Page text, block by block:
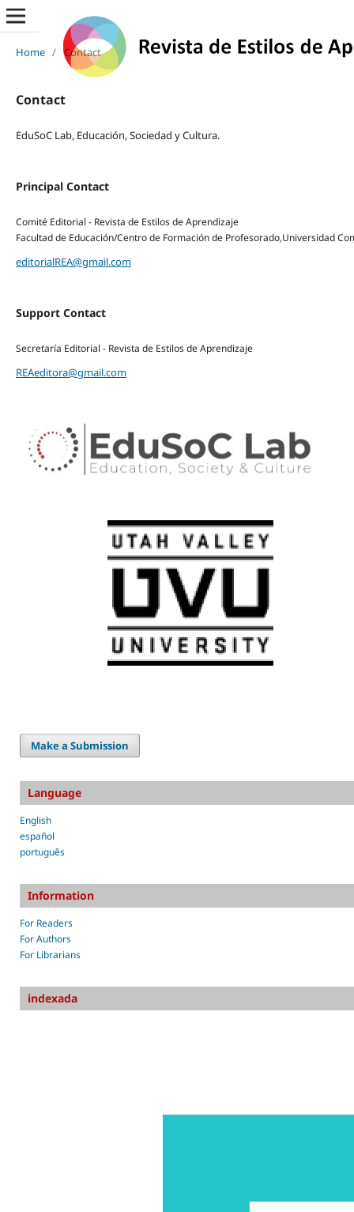
Home / Contact
Contact
EduSoC Lab, Educación, Sociedad y Cultura.
Principal Contact
Comité Editorial - Revista de Estilos de Aprendizaje
Facultad de Educación/Centro de Formación de Profesorado,Universidad
editorialREA@gmail.com
Support Contact
Secretaría Editorial - Revista de Estilos de Aprendizaje
REAeditora@gmail.com
Make a Submission
Language
English
español
português
Information
For Readers
For Authors
For Librarians
indexada